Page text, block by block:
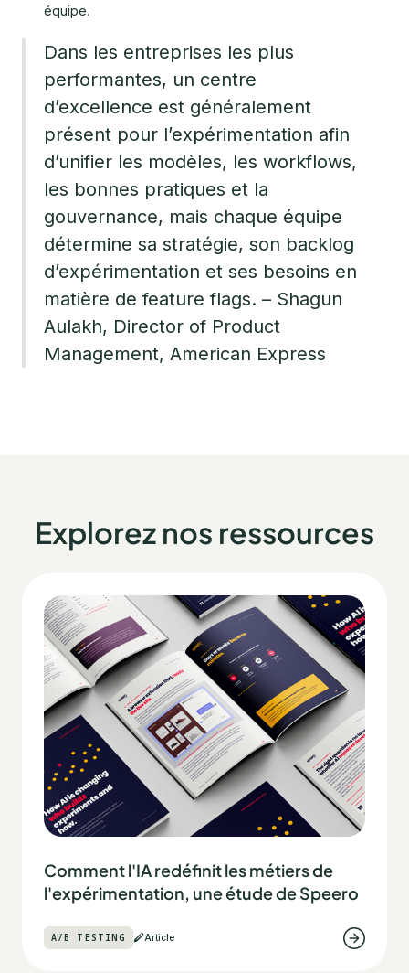
équipe.
Dans les entreprises les plus
performantes, un centre
d’excellence est généralement
présent pour l’expérimentation afin
d’unifier les modèles, les workflows,
les bonnes pratiques et la
gouvernance, mais chaque équipe
détermine sa stratégie, son backlog
d’expérimentation et ses besoins en
matière de feature flags. – Shagun
Aulakh, Director of Product
Management, American Express
Explorez nos ressources
Comment l'IA redéfinit les métiers de
l'expérimentation, une étude de Speero
A/B TESTING Article